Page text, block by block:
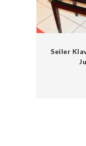
Seiler